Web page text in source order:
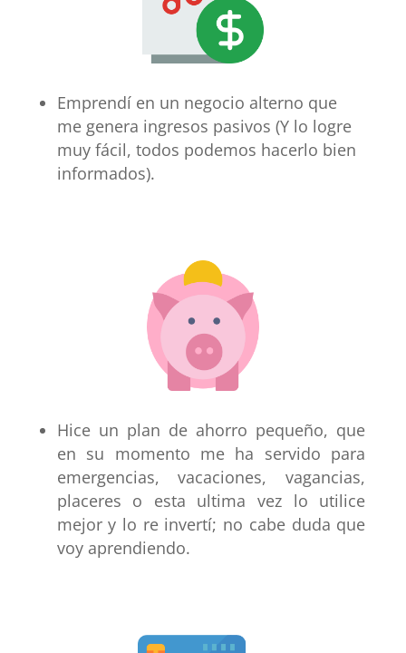
Emprendí en un negocio alterno que
me genera ingresos pasivos (Y lo logre
muy fácil, todos podemos hacerlo bien
informados).
Hice un plan de ahorro pequeño, que
en su momento me ha servido para
emergencias, vacaciones, vagancias,
placeres o esta ultima vez lo utilice
mejor y lo re invertí; no cabe duda que
voy aprendiendo.